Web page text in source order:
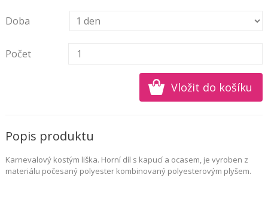
Doba
Počet
Popis produktu
Karnevalový kostým liška. Horní díl s kapucí a ocasem, je vyroben z
materiálu počesaný polyester kombinovaný polyesterovým plyšem.